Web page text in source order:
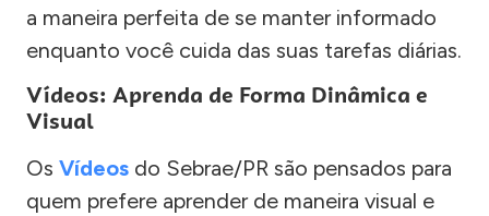
a maneira perfeita de se manter informado
enquanto você cuida das suas tarefas diárias.
Vídeos: Aprenda de Forma Dinâmica e
Visual
Os Vídeos do Sebrae/PR são pensados para
quem prefere aprender de maneira visual e